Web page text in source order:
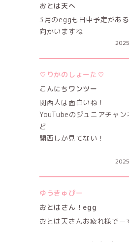
おとは天へ
3月のeggも日中予定があ
向かいますね
♡りかのしょーた♡
こんにちワンツー
関西人は面白いね！
YouTubeのジュニアチャ
ど
関西しか見てない！
ゆうきゅぴー
おとはさん！egg
おとは天さんお疲れ様でー